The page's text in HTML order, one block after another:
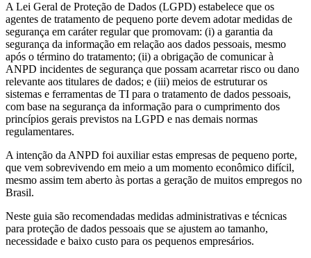
A Lei Geral de Proteção de Dados (LGPD) estabelece que os
agentes de tratamento de pequeno porte devem adotar medidas de
segurança em caráter regular que promovam: (i) a garantia da
segurança da informação em relação aos dados pessoais, mesmo
após o término do tratamento; (ii) a obrigação de comunicar à
ANPD incidentes de segurança que possam acarretar risco ou dano
relevante aos titulares de dados; e (iii) meios de estruturar os
sistemas e ferramentas de TI para o tratamento de dados pessoais,
com base na segurança da informação para o cumprimento dos
princípios gerais previstos na LGPD e nas demais normas
regulamentares.
A intenção da ANPD foi auxiliar estas empresas de pequeno porte,
que vem sobrevivendo em meio a um momento econômico difícil,
mesmo assim tem aberto às portas a geração de muitos empregos no
Brasil.
Neste guia são recomendadas medidas administrativas e técnicas
para proteção de dados pessoais que se ajustem ao tamanho,
necessidade e baixo custo para os pequenos empresários.